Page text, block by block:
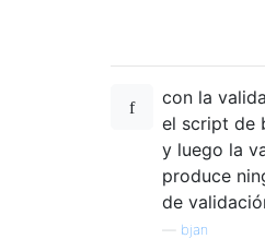
con la
el script de
y luego la
produce
de
bjan